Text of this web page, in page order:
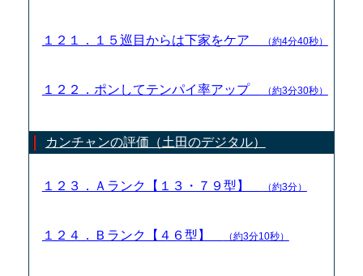
１２１．１５巡目からは下家をケア （約4分40秒）
１２２．ポンしてテンパイ率アップ （約3分30秒）
カンチャンの評価（土田のデジタル）
１２３．Ａランク【１３・７９型】 （約3分）
１２４．Ｂランク【４６型】 （約3分10秒）